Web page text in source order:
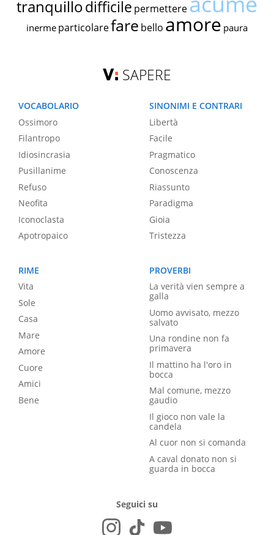
tranquillodifficile permettere
inerme particolarefare bello amore paura
SAPERE
VOCABOLARIO
Ossimoro
Filantropo
Idiosincrasia
Pusillanime
Refuso
Neofita
Iconoclasta
Apotropaico
SINONIMI E CONTRARI
Libertà
Facile
Pragmatico
Conoscenza
Riassunto
Paradigma
Gioia
Tristezza
RIME
Vita
Sole
Casa
Mare
Amore
Cuore
Amici
Bene
PROVERBI
La verità vien sempre a
galla
Uomo avvisato, mezzo
salvato
Una rondine non fa
primavera
Il mattino ha l'oro in
bocca
Mal comune, mezzo
gaudio
Il gioco non vale la
candela
Al cuor non si comanda
A caval donato non si
guarda in bocca
Seguici su